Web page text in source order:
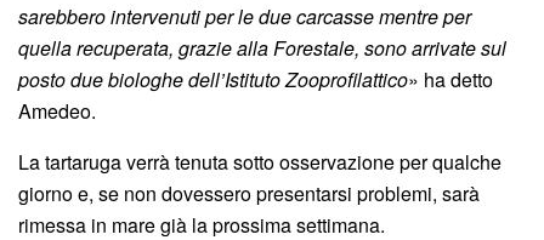
sarebbero intervenuti per le due carcasse mentre per
quella recuperata, grazie alla Forestale, sono arrivate sul
posto due biologhe dell’Istituto Zooprofilattico» ha detto
Amedeo.
La tartaruga verrà tenuta sotto osservazione per qualche
giorno e, se non dovessero presentarsi problemi, sarà
rimessa in mare già la prossima settimana.